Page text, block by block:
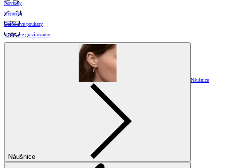
Novinky
Výpredaj
Darčekové poukazy
Vzory pre gravírovanie
Náušnice
Náušnice